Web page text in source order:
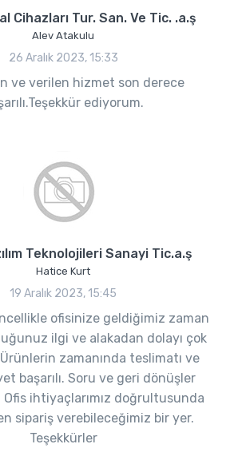
Cihazları Tur. San. Ve Tic. .a.ş
Alev Atakulu
26 Aralık 2023, 15:33
ve verilen hizmet son derece
ediyorum.
Teknolojileri Sanayi Tic.a.ş
Hatice Kurt
19 Aralık 2023, 15:45
ofisinize geldiğimiz zaman
ilgi ve alakadan dolayı çok
zamanında teslimatı ve
başarılı. Soru ve geri dönüşler
Ofis ihtiyaçlarımız doğrultusunda
sipariş verebileceğimiz bir yer.
Teşekkürler